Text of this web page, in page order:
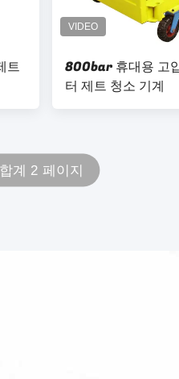
트
800bar 휴대용 고
터 제트 청소 기계
합계 2 페이지